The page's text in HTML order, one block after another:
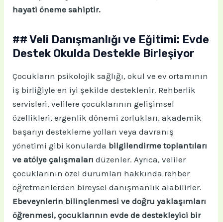
hayati öneme sahiptir.
## Veli Danışmanlığı ve Eğitimi: Evde
Destek Okulda Destekle Birleşiyor
Çocukların psikolojik sağlığı, okul ve ev ortamının
iş birliğiyle en iyi şekilde desteklenir. Rehberlik
servisleri, velilere çocuklarının gelişimsel
özellikleri, ergenlik dönemi zorlukları, akademik
başarıyı destekleme yolları veya davranış
yönetimi gibi konularda bilgilendirme toplantıları
ve atölye çalışmaları düzenler. Ayrıca, veliler
çocuklarının özel durumları hakkında rehber
öğretmenlerden bireysel danışmanlık alabilirler.
Ebeveynlerin bilinçlenmesi ve doğru yaklaşımları
öğrenmesi, çocuklarının evde de destekleyici bir